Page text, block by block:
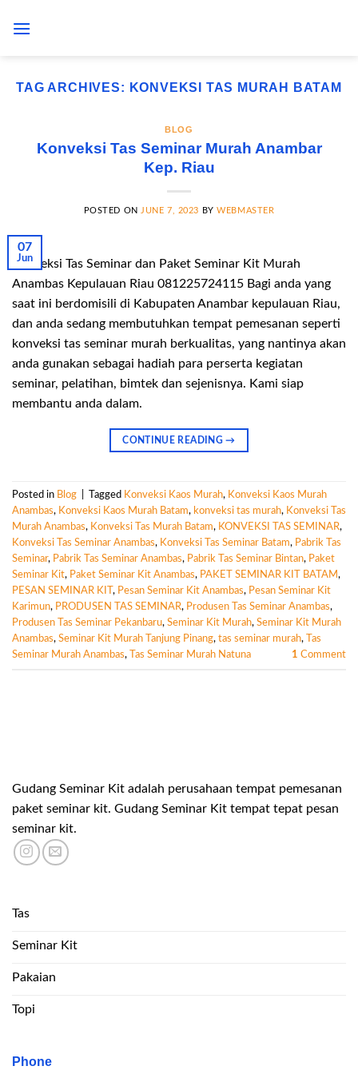
TAG ARCHIVES: KONVEKSI TAS MURAH BATAM
BLOG
Konveksi Tas Seminar Murah Anambar
Kep. Riau
POSTED ON JUNE 7, 2023 BYWEBMASTER
07
Jun
Konveksi Tas Seminar dan Paket Seminar Kit Murah
Anambas Kepulauan Riau 081225724115 Bagi anda yang
saat ini berdomisili di Kabupaten Anambar kepulauan Riau,
dan anda sedang membutuhkan tempat pemesanan seperti
konveksi tas seminar murah berkualitas, yang nantinya akan
anda gunakan sebagai hadiah para perserta kegiatan
seminar, pelatihan, bimtek dan sejenisnya. Kami siap
membantu anda dalam.
CONTINUE READING→
Posted in Blog Tagged Konveksi Kaos Murah, Konveksi Kaos Murah
Anambas, Konveksi Kaos Murah Batam, konveksi tas murah, Konveksi Tas
Murah Anambas, Konveksi Tas Murah Batam, KONVEKSI TAS SEMINAR,
Konveksi Tas Seminar Anambas, Konveksi Tas Seminar Batam, Pabrik Tas
Seminar, Pabrik Tas Seminar Anambas, Pabrik Tas Seminar Bintan, Paket
Seminar Kit, Paket Seminar Kit Anambas, PAKET SEMINAR KIT BATAM,
PESAN SEMINAR KIT , Pesan Seminar Kit Anambas, Pesan Seminar Kit
Karimun, PRODUSEN TAS SEMINAR, Produsen Tas Seminar Anambas,
Produsen Tas Seminar Pekanbaru, Seminar Kit Murah, Seminar Kit Murah
Anambas, Seminar Kit Murah Tanjung Pinang, tas seminar murah,
Tas
Seminar Murah Anambas, Tas Seminar Murah Natuna 1 Comment
Gudang Seminar Kit adalah perusahaan tempat pemesanan
paket seminar kit. Gudang Seminar Kit tempat tepat pesan
seminar kit.
Tas
Seminar Kit
Pakaian
Topi
Phone